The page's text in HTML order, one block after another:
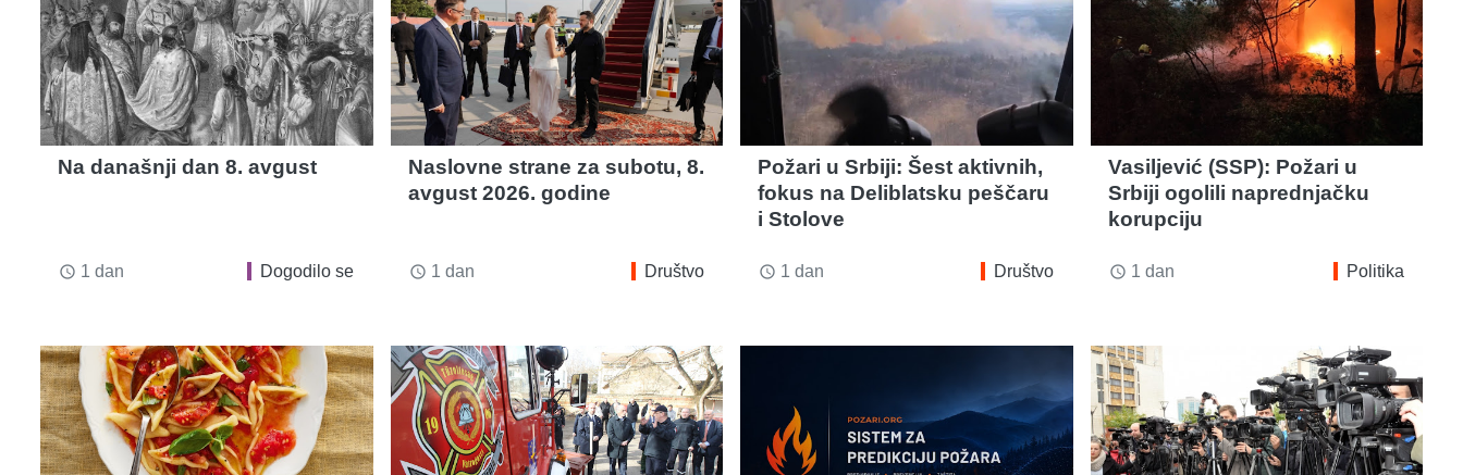
Na današnji dan 8. avgust
access_time 1 dan Dogodilo se
Naslovne strane za subotu, 8.
avgust 2026. godine
access_time 1 dan Društvo
Požari u Srbiji: Šest aktivnih,
fokus na Deliblatsku peščaru
i Stolove
access_time 1 dan Društvo
Vasiljević (SSP): Požari u
Srbiji ogolili naprednjačku
korupciju
access_time 1 dan Politika